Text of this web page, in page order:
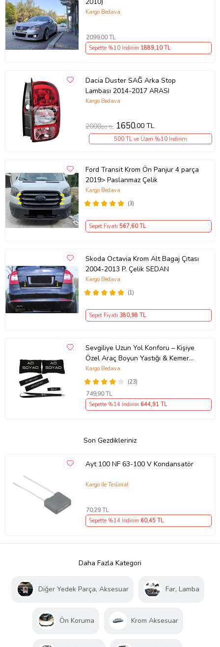
Kargo Bedava
2099,00 TL
Sepette %10 İndirim 1889,10 TL
Dacia Duster SAĞ Arka Stop
Lambası 2014-2017 ARASI
Kargo Bedava
2000,00 TL 1650,00 TL
500 TL ve Üzeri %10 İndirim
Ford Transit Krom Ön Panjur 4 parça
2019> Paslanmaz Çelik
(3)
Kargo Bedava
Sepet Fiyatı 567,60 TL
Skoda Octavia Krom Alt Bagaj Çıtası
2004-2013 P. Çelik SEDAN
(1)
Kargo Bedava
Sepet Fiyatı 380,98 TL
Sevgiliye Uzun Yol Konforu – Kişiye
Özel Araç Boyun Yastığı & Kemer
Pedi Hediye Seti
(23)
Kargo Bedava
749,90 TL
Sepette %14 İndirim 644,91 TL
Son Gezdikleriniz
Ayt 100 NF 63-100 V Kondansatör
Kargo ile Teslimat
70,29 TL
Sepette %14 İndirim 60,45 TL
Daha Fazla Kategori
Diğer Yedek Parça, Aksesuar Far, Lamba
Ön Koruma Krom Aksesuar